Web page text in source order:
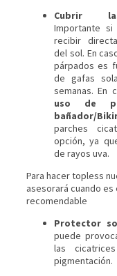
Cubrir
Importante
recibir
del sol. En
párpados es
de gafas
semanas. En
uso de
bañador/
parches
opción, ya
de rayos uva.
Para hacer topless
asesorará cuando es
recomendable
Protector
puede
las
pigmentación.